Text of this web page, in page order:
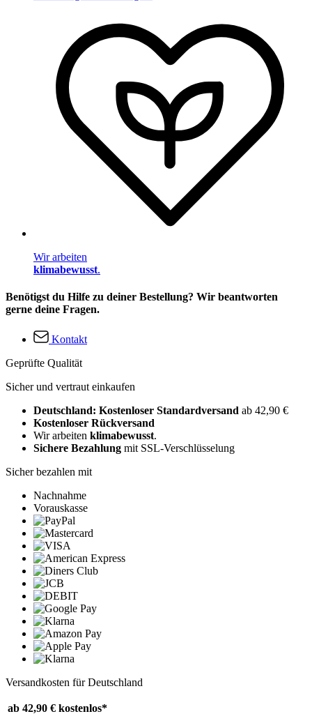
Wir arbeiten
klimabewusst.
Benötigst du Hilfe zu deiner Bestellung? Wir beantworten
gerne deine Fragen.
Kontakt
Geprüfte Qualität
Sicher und vertraut einkaufen
Deutschland: Kostenloser Standardversand ab 42,90 €
Kostenloser Rückversand
Wir arbeiten klimabewusst.
Sichere Bezahlung mit SSL-Verschlüsselung
Sicher bezahlen mit
Nachnahme
Vorauskasse
Versandkosten für Deutschland
ab 42,90 € kostenlos*